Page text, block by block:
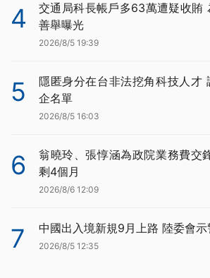
4
交通局科長帳戶多63萬遭疑收賄
善舉曝光
2026/8/5 19:39
5
隱匿身分在台非法挖角科技人才
企名單
2026/8/5 16:03
6
翁曉玲、張惇涵為政院業務費交
剩4個月
2026/8/6 12:09
7 中國出入境新規9月上路 陸委會
2026/8/5 12:35